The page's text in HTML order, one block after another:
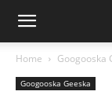
Home Googooska
Googooska Geeska